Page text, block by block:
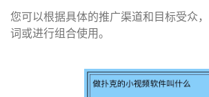
您可以根据具体的推广渠道和目标受众
词或进行组合使用。